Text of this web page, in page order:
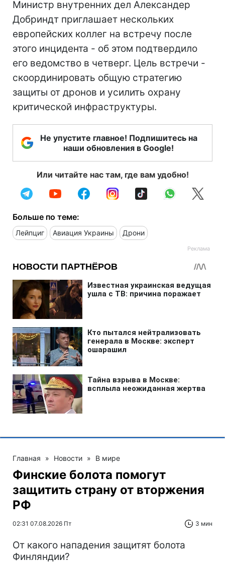
Министр внутренних дел Александер
Добриндт приглашает нескольких
европейских коллег на встречу после
этого инцидента - об этом подтвердило
его ведомство в четверг. Цель встречи -
скоординировать общую стратегию
защиты от дронов и усилить охрану
критической инфраструктуры.
Не упустите главное! Подпишитесь на
наши обновления в Google!
Или читайте нас там, где вам удобно!
Больше по теме:
Лейпциг Авиация Украины Дрони
Главная » Новости » В мире
Финские болота помогут
защитить страну от вторжения
РФ
02:31 07.08.2026 Пт 3 мин
От какого нападения защитят болота
Финляндии?